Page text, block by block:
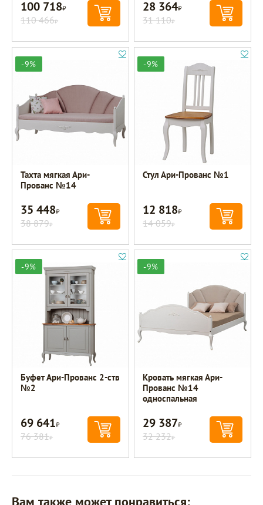
100 718Р
110 466Р
28 364Р
31 110Р
-9%
Тахта мягкая Ари-
Прованс №14
35 448Р
38 879Р
-9%
Стул Ари-Прованс №1
12 818Р
14 059Р
-9%
Буфет Ари-Прованс 2-ств
№2
69 641Р
76 381Р
-9%
Кровать мягкая Ари-
Прованс №14
односпальная
29 387Р
32 232Р
Вам также может понравиться: